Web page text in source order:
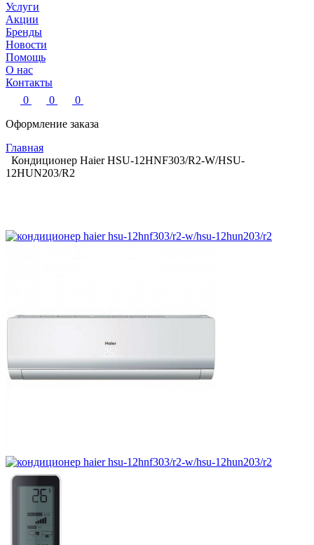
Услуги
Акции
Бренды
Новости
Помощь
О нас
Контакты
0
0
0
Оформление заказа
Главная
Кондиционер Haier HSU-12HNF303/R2-W/HSU-
12HUN203/R2